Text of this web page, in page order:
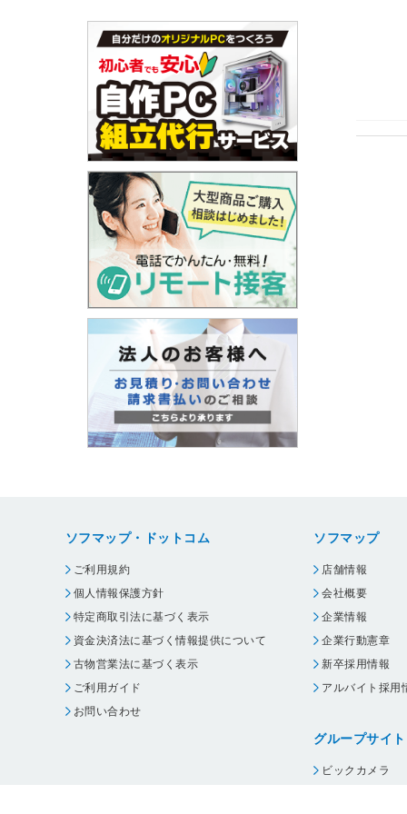
ソフマップ・ドットコム
ご利用規約
個人情報保護方針
特定商取引法に基づく表示
資金決済法に基づく情報提供について
古物営業法に基づく表示
ご利用ガイド
お問い合わせ
ソフマップ
店舗情報
会社概要
企業情報
企業行動憲章
新卒採用情報
アルバイト採用
グループサイト
ビックカメラ